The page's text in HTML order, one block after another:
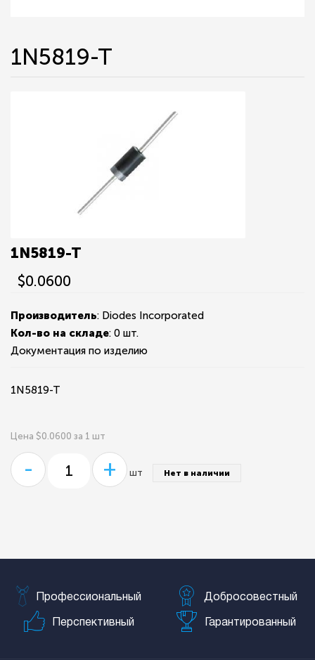
1N5819-T
1N5819-T
$0.0600
Производитель: Diodes Incorporated
Кол-во на складе: 0 шт.
Документация по изделию
1N5819-T
Цена $0.0600 за 1 шт
- + шт Нет в наличии
Профессиональный Добросовестный
Перспективный Гарантированный